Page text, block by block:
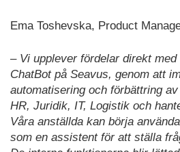
Ema Toshevska, Product
– Vi upplever fördelar direkt
ChatBot på Seavus, genom att
automatisering och förbättring
HR, Juridik, IT, Logistik och
Våra anställda kan börja
som en assistent för att ställa